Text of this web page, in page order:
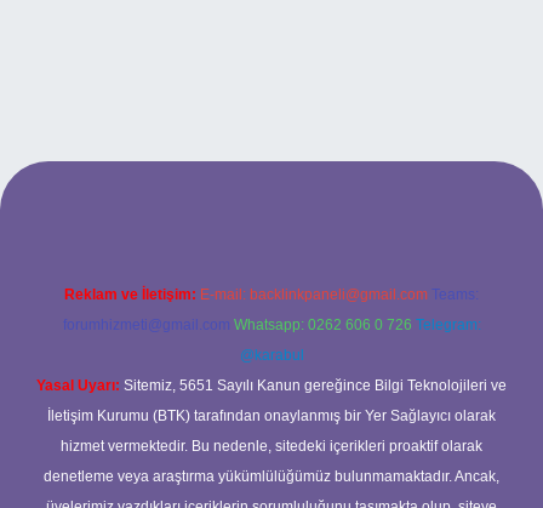
betci casino
Reklam ve İletişim: E-mail: backlinkpaneli@gmail.com Teams:
forumhizmeti@gmail.com Whatsapp: 0262 606 0 726 Telegram:
@karabul
Yasal Uyarı: Sitemiz, 5651 Sayılı Kanun gereğince Bilgi Teknolojileri ve
İletişim Kurumu (BTK) tarafından onaylanmış bir Yer Sağlayıcı olarak
hizmet vermektedir. Bu nedenle, sitedeki içerikleri proaktif olarak
denetleme veya araştırma yükümlülüğümüz bulunmamaktadır. Ancak,